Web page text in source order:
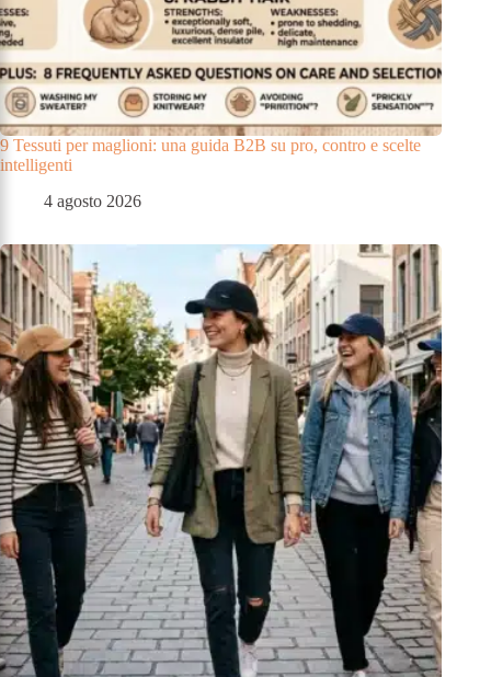
9 Tessuti per maglioni: una guida B2B su pro, contro e scelte
intelligenti
4 agosto 2026